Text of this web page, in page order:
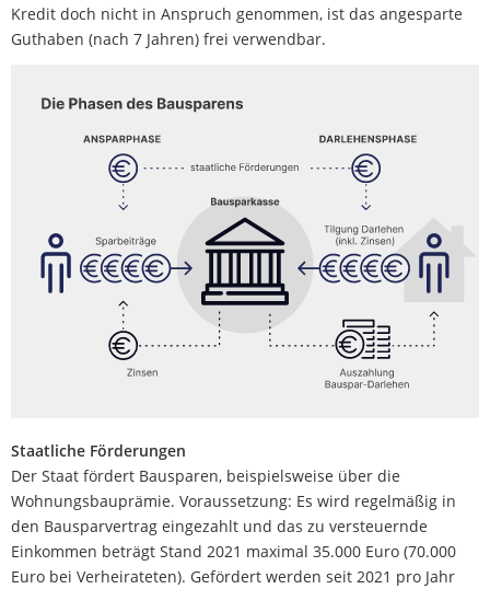
Kredit doch nicht in Anspruch genommen, ist das angesparte
Guthaben (nach 7 Jahren) frei verwendbar.
Staatliche Förderungen
Der Staat fördert Bausparen, beispielsweise über die
Wohnungsbauprämie. Voraussetzung: Es wird regelmäßig in
den Bausparvertrag eingezahlt und das zu versteuernde
Einkommen beträgt Stand 2021 maximal 35.000 Euro (70.000
Euro bei Verheirateten). Gefördert werden seit 2021 pro Jahr